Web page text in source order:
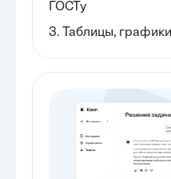
ГОСТу
3. Таблицы,